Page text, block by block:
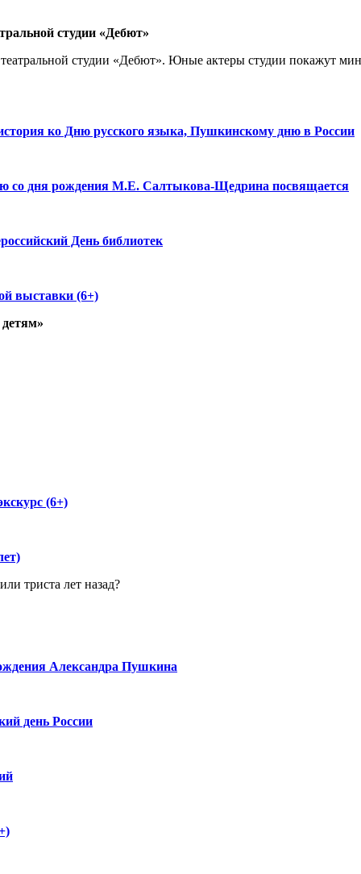
студии «Дебют»
театральной студии «Дебют». Юные актеры студии покажут
ко Дню русского языка, Пушкинскому дню в России
со дня рождения М.Е. Салтыкова-Щедрина посвящается
День библиотек
выставки (6+)
(6+)
триста лет назад?
Александра Пушкина
день России